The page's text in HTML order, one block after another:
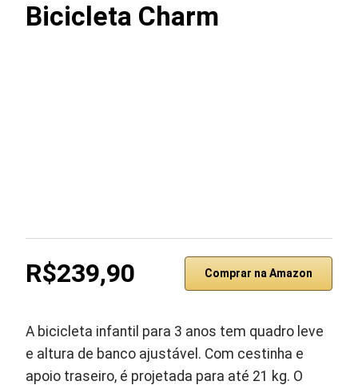
Bicicleta Charm
R$239,90 Comprar na Amazon
A bicicleta infantil para 3 anos tem quadro leve
e altura de banco ajustável. Com cestinha e
apoio traseiro, é projetada para até 21 kg. O